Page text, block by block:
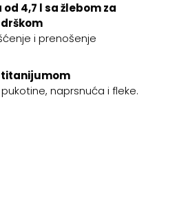
4,7 l sa žlebom za
i prenošenje
titanijumom
naprsnuća i fleke.